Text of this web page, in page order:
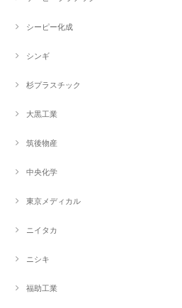
シーピー化成
シンギ
杉プラスチック
大黒工業
筑後物産
中央化学
東京メディカル
ニイタカ
ニシキ
福助工業